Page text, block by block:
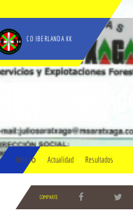
CD IBERLANDA KK
Inicio Actualidad Resultados
COMPARTE